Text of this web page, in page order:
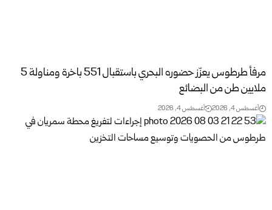
مرفأ طرطوس يعزّز حضوره البحري باستقبال 551 باخرة ومناولة 5
ملايين طن من البضائع
أغسطس 4, 2026 أغسطس 4, 2026